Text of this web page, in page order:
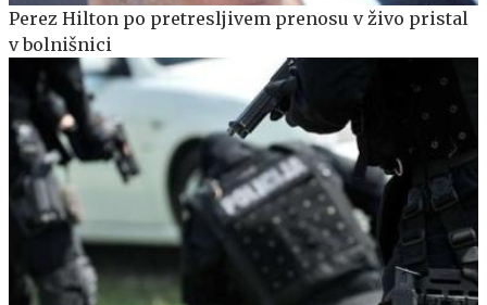
Perez Hilton po pretresljivem prenosu v živo pristal
v bolnišnici